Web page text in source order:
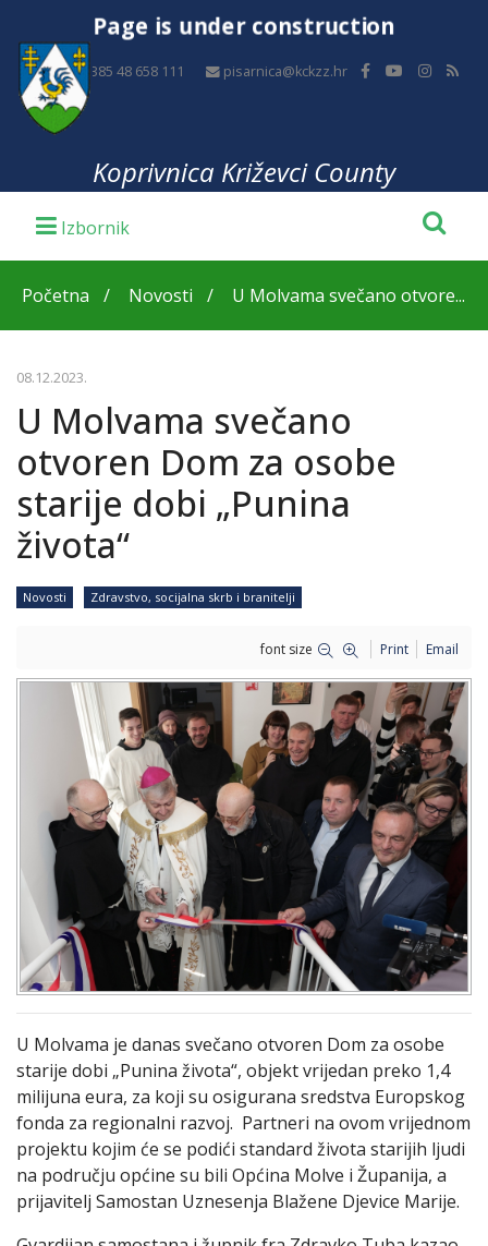
Page is under construction
+385 48 658 111 pisarnica@kckzz.hr
Koprivnica Križevci County
Početna Novosti U Molvama svečano otvore...
08.12.2023.
U Molvama svečano
otvoren Dom za osobe
starije dobi „Punina
života“
Novosti Zdravstvo, socijalna skrb i branitelji
font size Print Email
U Molvama je danas svečano otvoren Dom za osobe
starije dobi „Punina života“, objekt vrijedan preko 1,4
milijuna eura, za koji su osigurana sredstva Europskog
fonda za regionalni razvoj. Partneri na ovom vrijednom
projektu kojim će se podići standard života starijih ljudi
na području općine su bili Općina Molve i Županija, a
prijavitelj Samostan Uznesenja Blažene Djevice Marije.